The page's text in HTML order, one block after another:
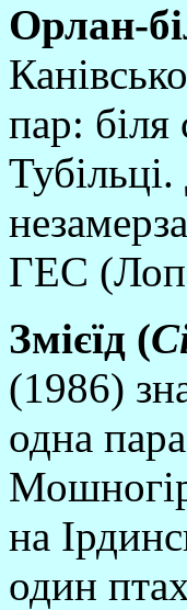
Орлан-бi
пар: бiля
Тубiльцi.
ГЕС
Змiєїд (
(1986)
одна
на
один